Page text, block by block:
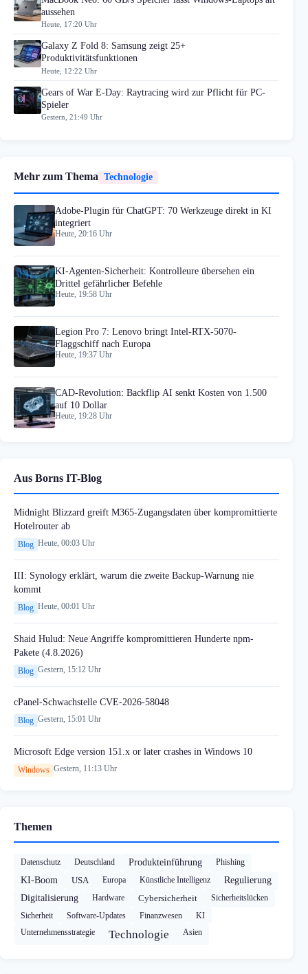
aussehen
Heute, 17:20 Uhr
Galaxy Z Fold 8: Samsung zeigt 25+
Produktivitätsfunktionen
Heute, 12:22 Uhr
Gears of War E-Day: Raytracing wird zur Pflicht für PC-
Spieler
Gestern, 21:49 Uhr
Mehr zum Thema Technologie
Adobe-Plugin für ChatGPT: 70 Werkzeuge direkt in KI
integriert
Heute, 20:16 Uhr
KI-Agenten-Sicherheit: Kontrolleure übersehen ein
Drittel gefährlicher Befehle
Heute, 19:58 Uhr
Legion Pro 7: Lenovo bringt Intel-RTX-5070-
Flaggschiff nach Europa
Heute, 19:37 Uhr
CAD-Revolution: Backflip AI senkt Kosten von 1.500
auf 10 Dollar
Heute, 19:28 Uhr
Aus Borns IT-Blog
Midnight Blizzard greift M365-Zugangsdaten über kompromittierte
Hotelrouter ab
Blog Heute, 00:03 Uhr
III: Synology erklärt, warum die zweite Backup-Warnung nie
kommt
Blog Heute, 00:01 Uhr
Shaid Hulud: Neue Angriffe kompromittieren Hunderte npm-
Pakete (4.8.2026)
Blog Gestern, 15:12 Uhr
cPanel-Schwachstelle CVE-2026-58048
Blog Gestern, 15:01 Uhr
Microsoft Edge version 151.x or later crashes in Windows 10
Windows Gestern, 11:13 Uhr
Themen
Datenschutz Deutschland Produkteinführung Phishing
KI-Boom USA Europa Künstliche Intelligenz
Regulierung
Digitalisierung
Hardware Cybersicherheit
Sicherheitslücken
Sicherheit
Software-Updates Finanzwesen
KI
Unternehmensstrategie
Technologie Asien